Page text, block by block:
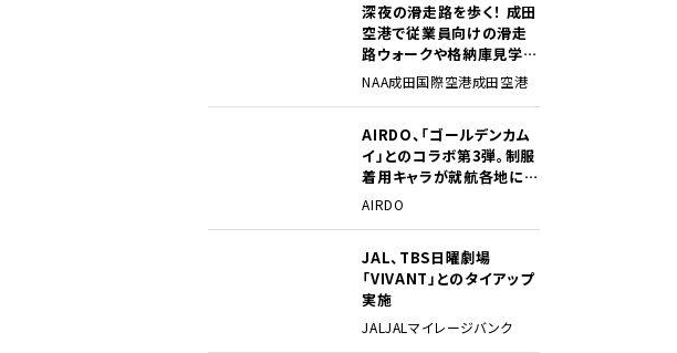
深夜の滑走路を歩く！ 成田
空港で従業員向けの滑走
路ウォークや格納庫見学イ
ベントを初開催
NAA成田国際空港成田空港
AIRDO、「ゴールデンカム
イ」とのコラボ第3弾。制服
着用キャラが就航各地に登
場
AIRDO
JAL、TBS日曜劇場
「VIVANT」とのタイアップ
実施
JALJALマイレージバンク